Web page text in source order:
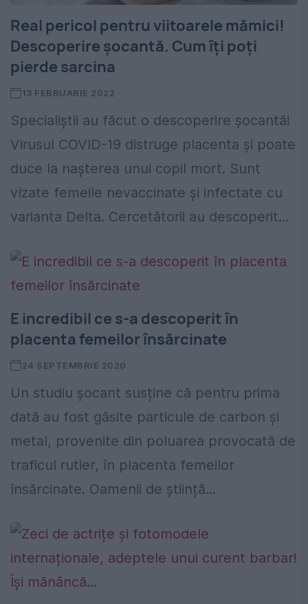
Real pericol pentru viitoarele mămici!
Descoperire șocantă. Cum îți poți
pierde sarcina
13 FEBRUARIE 2022
Specialiștii au făcut o descoperire șocantă!
Virusul COVID-19 distruge placenta și poate
duce la nașterea unui copil mort. Sunt
vizate femeile nevaccinate și infectate cu
varianta Delta. Cercetătorii au descoperit...
E incredibil ce s-a descoperit în
placenta femeilor însărcinate
24 SEPTEMBRIE 2020
Un studiu șocant susține că pentru prima
dată au fost găsite particule de carbon și
metal, provenite din poluarea provocată de
traficul rutier, în placenta femeilor
însărcinate. Oamenii de știință...